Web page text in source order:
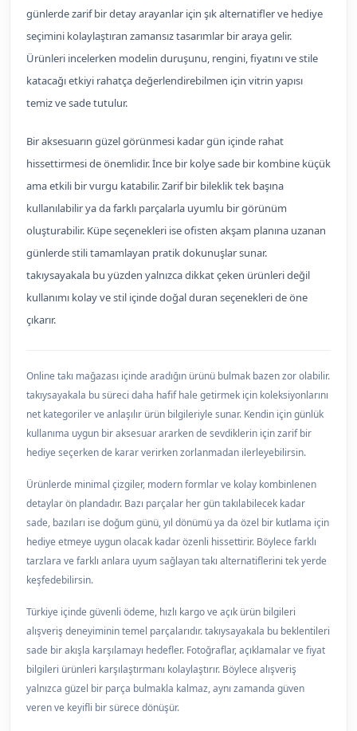
günlerde zarif bir detay arayanlar için şık alternatifler ve hediye
seçimini kolaylaştıran zamansız tasarımlar bir araya gelir.
Ürünleri incelerken modelin duruşunu, rengini, fiyatını ve stile
katacağı etkiyi rahatça değerlendirebilmen için vitrin yapısı
temiz ve sade tutulur.
Bir aksesuarın güzel görünmesi kadar gün içinde rahat
hissettirmesi de önemlidir. İnce bir kolye sade bir kombine küçük
ama etkili bir vurgu katabilir. Zarif bir bileklik tek başına
kullanılabilir ya da farklı parçalarla uyumlu bir görünüm
oluşturabilir. Küpe seçenekleri ise ofisten akşam planına uzanan
günlerde stili tamamlayan pratik dokunuşlar sunar.
takıysayakala bu yüzden yalnızca dikkat çeken ürünleri değil
kullanımı kolay ve stil içinde doğal duran seçenekleri de öne
çıkarır.
Online takı mağazası içinde aradığın ürünü bulmak bazen zor olabilir.
takıysayakala bu süreci daha hafif hale getirmek için koleksiyonlarını
net kategoriler ve anlaşılır ürün bilgileriyle sunar. Kendin için günlük
kullanıma uygun bir aksesuar ararken de sevdiklerin için zarif bir
hediye seçerken de karar verirken zorlanmadan ilerleyebilirsin.
Ürünlerde minimal çizgiler, modern formlar ve kolay kombinlenen
detaylar ön plandadır. Bazı parçalar her gün takılabilecek kadar
sade, bazıları ise doğum günü, yıl dönümü ya da özel bir kutlama için
hediye etmeye uygun olacak kadar özenli hissettirir. Böylece farklı
tarzlara ve farklı anlara uyum sağlayan takı alternatiflerini tek yerde
keşfedebilirsin.
Türkiye içinde güvenli ödeme, hızlı kargo ve açık ürün bilgileri
alışveriş deneyiminin temel parçalarıdır. takıysayakala bu beklentileri
sade bir akışla karşılamayı hedefler. Fotoğraflar, açıklamalar ve fiyat
bilgileri ürünleri karşılaştırmanı kolaylaştırır. Böylece alışveriş
yalnızca güzel bir parça bulmakla kalmaz, aynı zamanda güven
veren ve keyifli bir sürece dönüşür.